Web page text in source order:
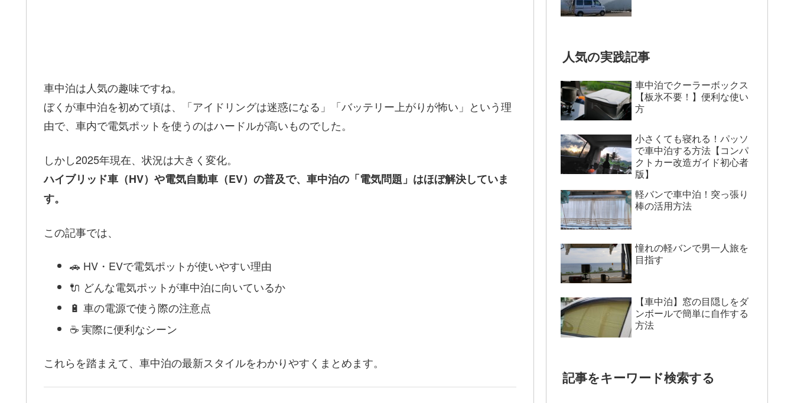
車中泊は人気の趣味ですね。
ぼくが車中泊を初めて頃は、「アイドリングは迷惑になる」「バッテリー上がりが怖い」という理
由で、車内で電気ポットを使うのはハードルが高いものでした。
しかし2025年現在、状況は大きく変化。
ハイブリッド車（HV）や電気自動車（EV）の普及で、車中泊の「電気問題」はほぼ解決していま
す。
この記事では、
🚗 HV・EVで電気ポットが使いやすい理由
🔌 どんな電気ポットが車中泊に向いているか
🔋 車の電源で使う際の注意点
☕ 実際に便利なシーン
これらを踏まえて、車中泊の最新スタイルをわかりやすくまとめます。
人気の実践記事
車中泊でクーラーボックス
【板氷不要！】便利な使い
方
小さくても寝れる！パッソ
で車中泊する方法【コンパ
クトカー改造ガイド初心者
版】
軽バンで車中泊！突っ張り
棒の活用方法
憧れの軽バンで男一人旅を
目指す
【車中泊】窓の目隠しをダ
ンボールで簡単に自作する
方法
記事をキーワード検索する